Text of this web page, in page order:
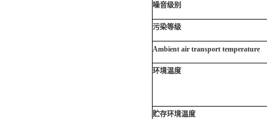
噪音级别
污染等级
Ambient air transport temperature
环境温度
贮存环境温度